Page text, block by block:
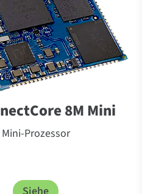
8M Mini
Mini-Prozessor